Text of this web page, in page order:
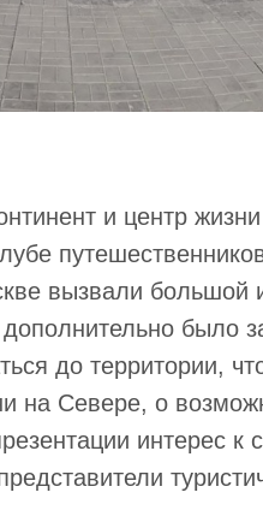
и центр
вызвали большой
было
до территории,
на Севере, о
интерес к